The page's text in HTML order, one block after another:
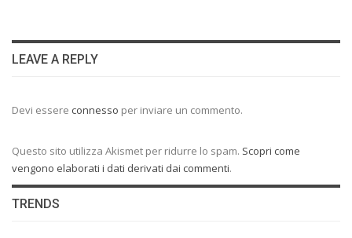
LEAVE A REPLY
Devi essere connesso per inviare un commento.
Questo sito utilizza Akismet per ridurre lo spam. Scopri come
vengono elaborati i dati derivati dai commenti.
TRENDS